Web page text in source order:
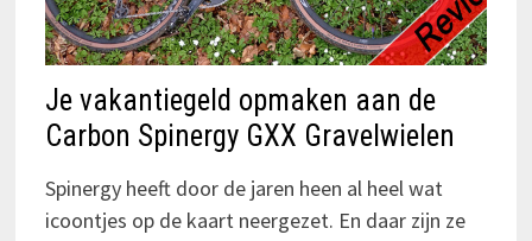
Je vakantiegeld opmaken aan de
Carbon Spinergy GXX Gravelwielen
Spinergy heeft door de jaren heen al heel wat
icoontjes op de kaart neergezet. En daar zijn ze